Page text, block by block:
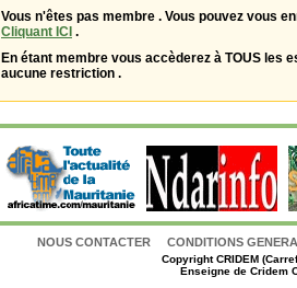
Vous n'êtes pas membre . Vous pouvez vous
Cliquant ICI .
En étant membre vous accèderez à TOUS les
aucune restriction .
NOUS CONTACTER CONDITIONS
CopyrightCRIDEM
Enseigne de Cridem